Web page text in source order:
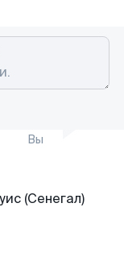
Вы